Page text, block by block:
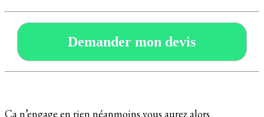
Demander mon devis
Ca n’engage en rien néanmoins vous aurez alors